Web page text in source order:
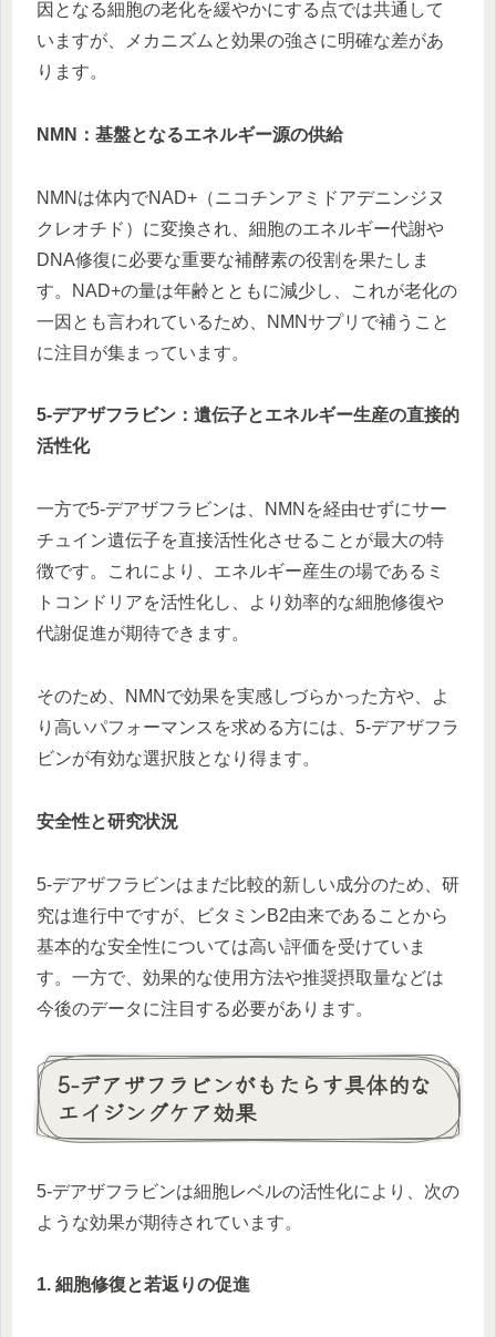
因となる細胞の老化を緩やかにする点では共通して
いますが、メカニズムと効果の強さに明確な差があ
ります。
NMN：基盤となるエネルギー源の供給
NMNは体内でNAD+（ニコチンアミドアデニンジヌ
クレオチド）に変換され、細胞のエネルギー代謝や
DNA修復に必要な重要な補酵素の役割を果たしま
す。NAD+の量は年齢とともに減少し、これが老化の
一因とも言われているため、NMNサプリで補うこと
に注目が集まっています。
5-デアザフラビン：遺伝子とエネルギー生産の直接的
活性化
一方で5-デアザフラビンは、NMNを経由せずにサー
チュイン遺伝子を直接活性化させることが最大の特
徴です。これにより、エネルギー産生の場であるミ
トコンドリアを活性化し、より効率的な細胞修復や
代謝促進が期待できます。
そのため、NMNで効果を実感しづらかった方や、よ
り高いパフォーマンスを求める方には、5-デアザフラ
ビンが有効な選択肢となり得ます。
安全性と研究状況
5-デアザフラビンはまだ比較的新しい成分のため、研
究は進行中ですが、ビタミンB2由来であることから
基本的な安全性については高い評価を受けていま
す。一方で、効果的な使用方法や推奨摂取量などは
今後のデータに注目する必要があります。
5-デアザフラビンがもたらす具体的な
エイジングケア効果
5-デアザフラビンは細胞レベルの活性化により、次の
ような効果が期待されています。
1. 細胞修復と若返りの促進